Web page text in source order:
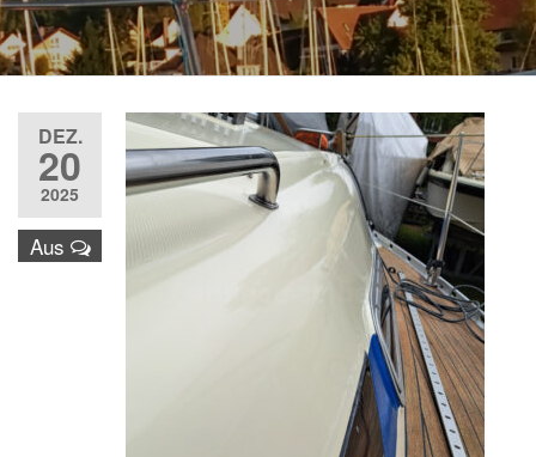
DEZ.
20
2025
Aus